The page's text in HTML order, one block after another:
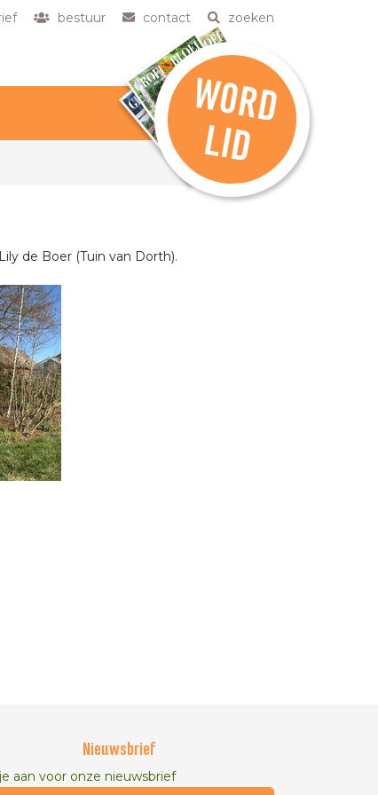
bestuur contact zoeken
W
O
R
D
L
ID
de Boer (Tuin van Dorth).
Nieuwsbrief
aan voor onze nieuwsbrief